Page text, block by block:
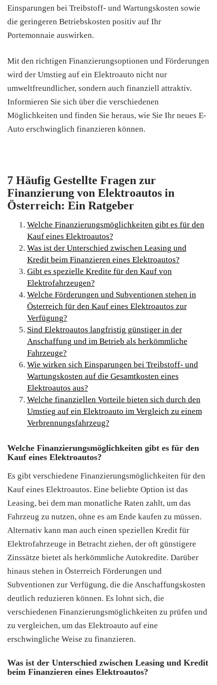
Einsparungen bei Treibstoff- und Wartungskosten sowie
die geringeren Betriebskosten positiv auf Ihr
Portemonnaie auswirken.
Mit den richtigen Finanzierungsoptionen und Förderungen
wird der Umstieg auf ein Elektroauto nicht nur
umweltfreundlicher, sondern auch finanziell attraktiv.
Informieren Sie sich über die verschiedenen
Möglichkeiten und finden Sie heraus, wie Sie Ihr neues E-
Auto erschwinglich finanzieren können.
7 Häufig Gestellte Fragen zur
Finanzierung von Elektroautos in
Österreich: Ein Ratgeber
Welche Finanzierungsmöglichkeiten gibt es für den
Kauf eines Elektroautos?
Was ist der Unterschied zwischen Leasing und
Kredit beim Finanzieren eines Elektroautos?
Gibt es spezielle Kredite für den Kauf von
Elektrofahrzeugen?
Welche Förderungen und Subventionen stehen in
Österreich für den Kauf eines Elektroautos zur
Verfügung?
Sind Elektroautos langfristig günstiger in der
Anschaffung und im Betrieb als herkömmliche
Fahrzeuge?
Wie wirken sich Einsparungen bei Treibstoff- und
Wartungskosten auf die Gesamtkosten eines
Elektroautos aus?
Welche finanziellen Vorteile bieten sich durch den
Umstieg auf ein Elektroauto im Vergleich zu einem
Verbrennungsfahrzeug?
Welche Finanzierungsmöglichkeiten gibt es für den
Kauf eines Elektroautos?
Es gibt verschiedene Finanzierungsmöglichkeiten für den
Kauf eines Elektroautos. Eine beliebte Option ist das
Leasing, bei dem man monatliche Raten zahlt, um das
Fahrzeug zu nutzen, ohne es am Ende kaufen zu müssen.
Alternativ kann man auch einen speziellen Kredit für
Elektrofahrzeuge in Betracht ziehen, der oft günstigere
Zinssätze bietet als herkömmliche Autokredite. Darüber
hinaus stehen in Österreich Förderungen und
Subventionen zur Verfügung, die die Anschaffungskosten
deutlich reduzieren können. Es lohnt sich, die
verschiedenen Finanzierungsmöglichkeiten zu prüfen und
zu vergleichen, um das Elektroauto auf eine
erschwingliche Weise zu finanzieren.
Was ist der Unterschied zwischen Leasing und Kredit
beim Finanzieren eines Elektroautos?